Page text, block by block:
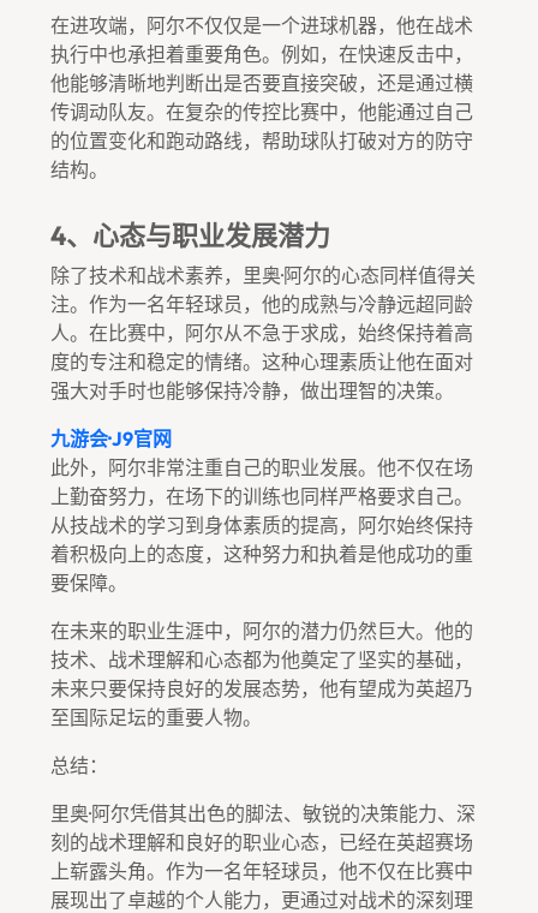
在进攻端，阿尔不仅仅是一个进球机器，他在战术
执行中也承担着重要角色。例如，在快速反击中，
他能够清晰地判断出是否要直接突破，还是通过横
传调动队友。在复杂的传控比赛中，他能通过自己
的位置变化和跑动路线，帮助球队打破对方的防守
结构。
4、心态与职业发展潜力
除了技术和战术素养，里奥·阿尔的心态同样值得关
注。作为一名年轻球员，他的成熟与冷静远超同龄
人。在比赛中，阿尔从不急于求成，始终保持着高
度的专注和稳定的情绪。这种心理素质让他在面对
强大对手时也能够保持冷静，做出理智的决策。
九游会·J9官网
此外，阿尔非常注重自己的职业发展。他不仅在场
上勤奋努力，在场下的训练也同样严格要求自己。
从技战术的学习到身体素质的提高，阿尔始终保持
着积极向上的态度，这种努力和执着是他成功的重
要保障。
在未来的职业生涯中，阿尔的潜力仍然巨大。他的
技术、战术理解和心态都为他奠定了坚实的基础，
未来只要保持良好的发展态势，他有望成为英超乃
至国际足坛的重要人物。
总结：
里奥·阿尔凭借其出色的脚法、敏锐的决策能力、深
刻的战术理解和良好的职业心态，已经在英超赛场
上崭露头角。作为一名年轻球员，他不仅在比赛中
展现出了卓越的个人能力，更通过对战术的深刻理